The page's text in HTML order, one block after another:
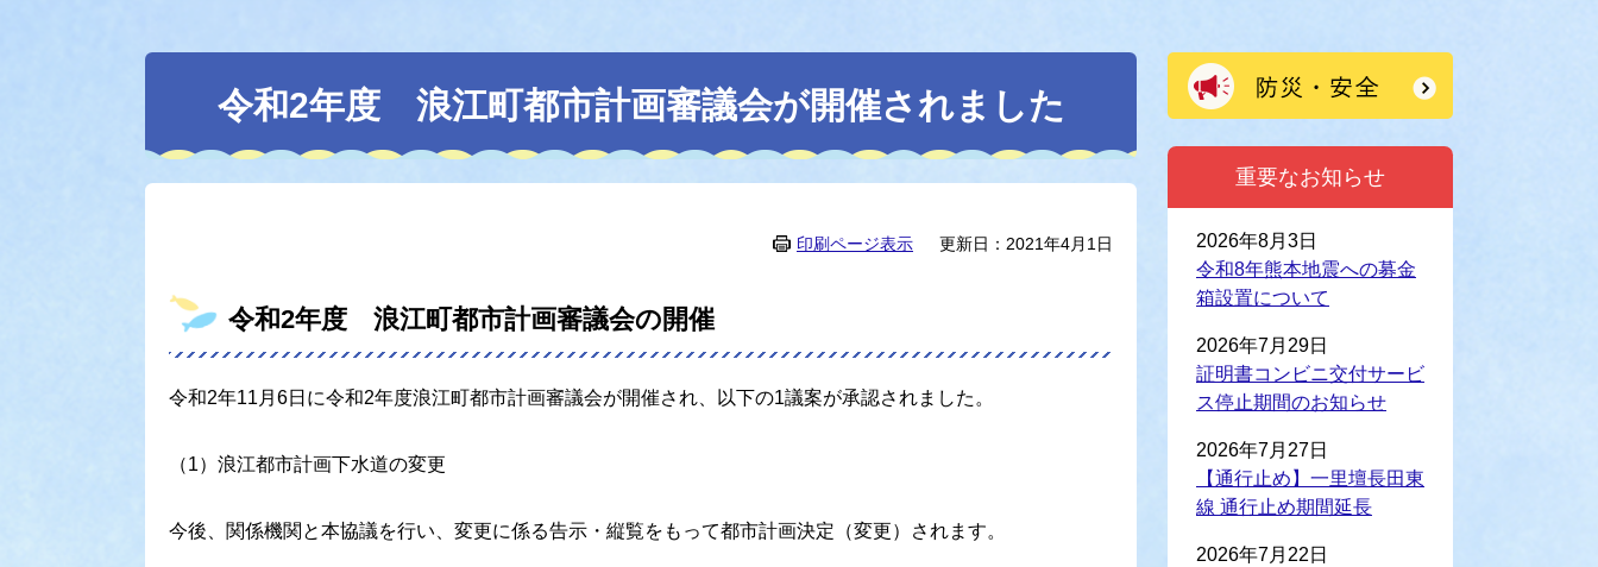
令和2年度 浪江町都市計画審議会が開催されました
印刷ページ表示 更新日：2021年4月1日
令和2年度 浪江町都市計画審議会の開催
令和2年11月6日に令和2年度浪江町都市計画審議会が開催され、以下の1議案が承認されました。
（1）浪江都市計画下水道の変更
今後、関係機関と本協議を行い、変更に係る告示・縦覧をもって都市計画決定（変更）されます。
重要なお知らせ
2026年8月3日
令和8年熊本地震への募金
箱設置について
2026年7月29日
証明書コンビニ交付サービ
ス停止期間のお知らせ
2026年7月27日
【通行止め】一里壇長田東
線 通行止め期間延長
2026年7月22日